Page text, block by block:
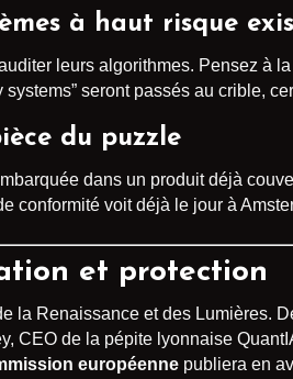
à haut risque
leurs algorithmes. Pensez à
seront passés au crible,
du puzzle
dans un produit déjà
conformité voit déjà le jour à
et protection
la Renaissance et des Lumières.
CEO de la pépite lyonnaise
européenne publiera en